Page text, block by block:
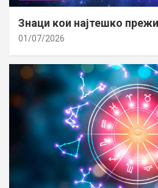
Знаци кои најтешко
01/07/2026